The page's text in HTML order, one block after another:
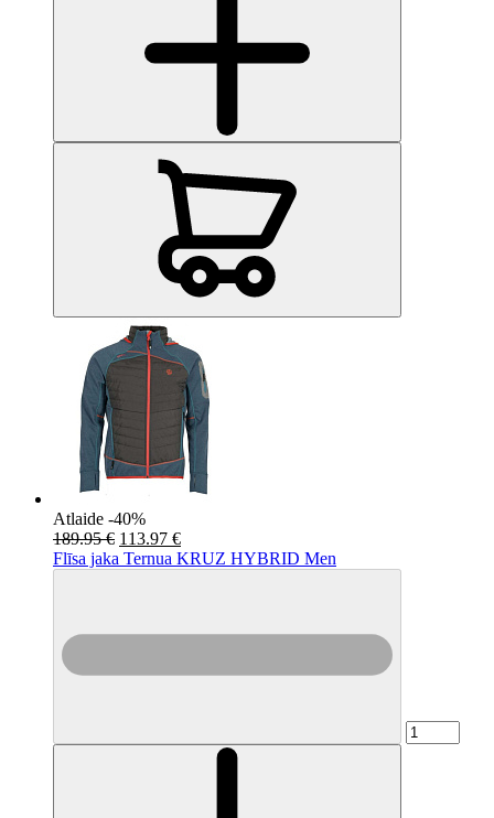
Atlaide -40%
189.95 € 113.97 €
Flīsa jaka Ternua KRUZ HYBRID Men